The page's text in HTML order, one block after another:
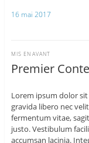
16 mai 2017
Premier
MIS EN AVANT
Lorem ipsum dolor
gravida libero nec
fermentum vitae,
justo. Vestibulum
accumsan lacinia.